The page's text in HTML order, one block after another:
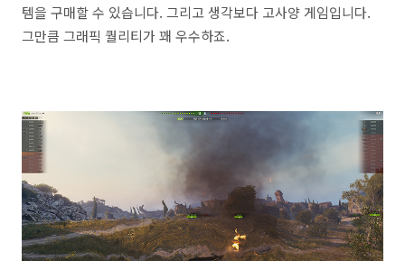
템을 구매할 수 있습니다. 그리고 생각보다 고사양 게임입니다.
그만큼 그래픽 퀄리티가 꽤 우수하죠.